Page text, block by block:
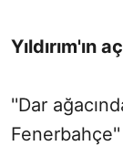
Yıldırım'ın
''Dar
Fenerbahçe''